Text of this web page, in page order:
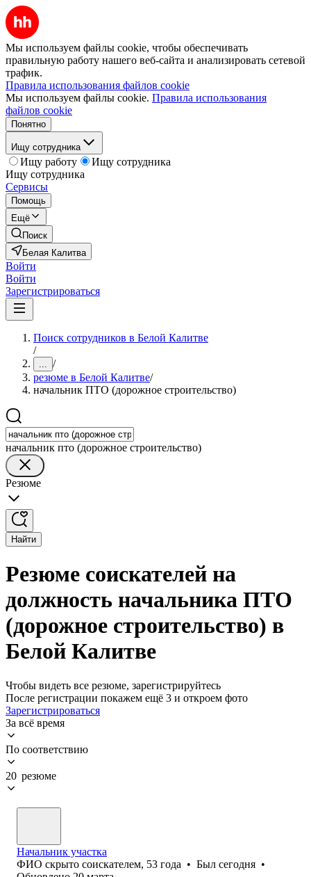
Мы используем файлы cookie, чтобы обеспечивать
правильную работу нашего веб-сайта и анализировать сетевой
трафик.
Правила использования файлов cookie
Мы используем файлы cookie. Правила использования
файлов cookie
Понятно
Ищу сотрудника
Ищу работу
Ищу сотрудника
Ищу сотрудника
Сервисы
Помощь
Ещё
Поиск
Белая Калитва
Войти
Войти
Зарегистрироваться
Поиск сотрудников в Белой Калитве
/
... /
резюме в Белой Калитве/
начальник ПТО (дорожное строительство)
начальник пто (дорожное строительство)
Резюме
Найти
Резюме соискателей на
должность начальника ПТО
(дорожное строительство) в
Белой Калитве
Чтобы видеть все резюме, зарегистрируйтесь
После регистрации покажем ещё 3 и откроем фото
Зарегистрироваться
За всё время
По соответствию
20 резюме
Начальник участка
ФИО скрыто соискателем, 53 года • Был сегодня •